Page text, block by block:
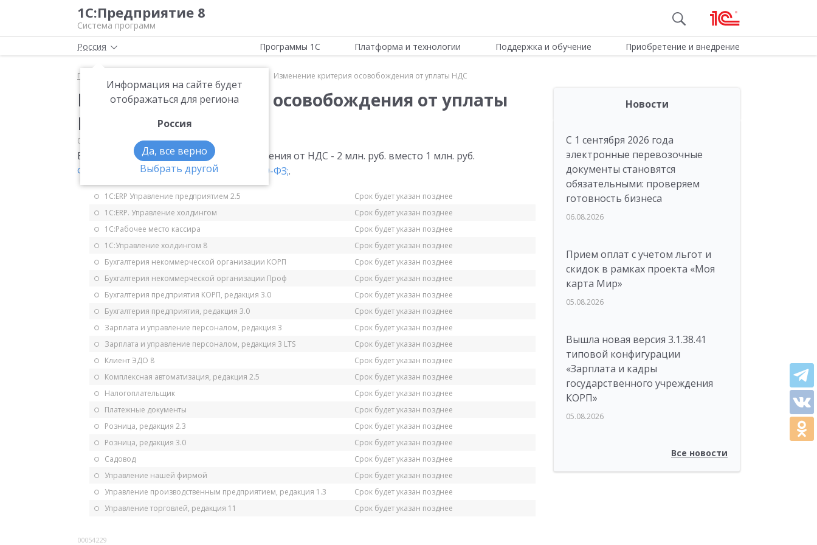
1С:Предприятие 8
Система программ
Россия
Информация на сайте будет
отображаться для региона
Россия
Да, все верно
Выбрать другой
Программы 1С Платформа и технологии Поддержка и обучение Приобретение и внедрение
Главная Изменение критерия осовобождения от уплаты НДС
Изменение критерия осовобождения от уплаты
НДС
05.03.2006 НДС
В ст. 145 НК РФ: критерий для освобождения от НДС - 2 млн. руб. вместо 1 млн. руб.
Федеральный закон от 22.07.2005 № 119-ФЗ;.
1С:ERP Управление предприятием 2.5
Срок будет указан позднее
1С:ERP. Управление холдингом
Срок будет указан позднее
1С:Рабочее место кассира
Срок будет указан позднее
1С:Управление холдингом 8
Срок будет указан позднее
Бухгалтерия некоммерческой организации КОРП
Срок будет указан позднее
Бухгалтерия некоммерческой организации Проф
Срок будет указан позднее
Бухгалтерия предприятия КОРП, редакция 3.0
Срок будет указан позднее
Бухгалтерия предприятия, редакция 3.0
Срок будет указан позднее
Зарплата и управление персоналом, редакция 3
Срок будет указан позднее
Зарплата и управление персоналом, редакция 3 LTS
Срок будет указан позднее
Клиент ЭДО 8
Срок будет указан позднее
Комплексная автоматизация, редакция 2.5
Срок будет указан позднее
Налогоплательщик
Срок будет указан позднее
Платежные документы
Срок будет указан позднее
Розница, редакция 2.3
Срок будет указан позднее
Розница, редакция 3.0
Срок будет указан позднее
Садовод
Срок будет указан позднее
Управление нашей фирмой
Срок будет указан позднее
Управление производственным предприятием, редакция 1.3
Срок будет указан позднее
Управление торговлей, редакция 11
Срок будет указан позднее
00054229
Новости
С 1 сентября 2026 года
электронные перевозочные
документы становятся
обязательными: проверяем
готовность бизнеса
06.08.2026
Прием оплат с учетом льгот и
скидок в рамках проекта «Моя
карта Мир»
05.08.2026
Вышла новая версия 3.1.38.41
типовой конфигурации
«Зарплата и кадры
государственного учреждения
КОРП»
05.08.2026
Все новости